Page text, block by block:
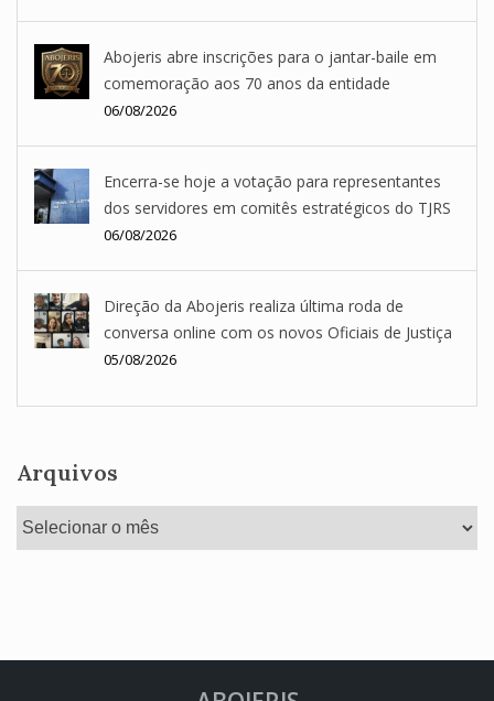
Abojeris abre inscrições para o jantar-baile em
comemoração aos 70 anos da entidade
06/08/2026
Encerra-se hoje a votação para representantes
dos servidores em comitês estratégicos do TJRS
06/08/2026
Direção da Abojeris realiza última roda de
conversa online com os novos Oficiais de Justiça
05/08/2026
Arquivos
Arquivos